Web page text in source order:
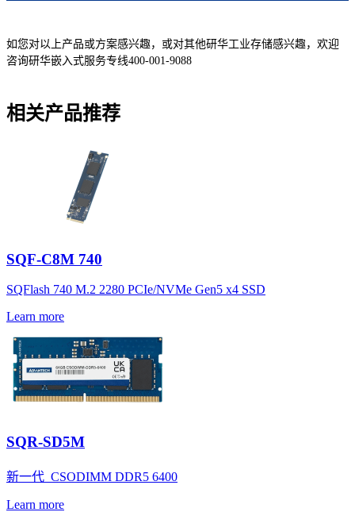
如您对以上产品或方案感兴趣，或对其他研华工业存储感兴趣，欢迎
咨询研华嵌入式服务专线400-001-9088
相关产品推荐
SQF-C8M 740
SQFlash 740 M.2 2280 PCIe/NVMe Gen5 x4 SSD
Learn more
SQR-SD5M
新一代_CSODIMM DDR5 6400
Learn more